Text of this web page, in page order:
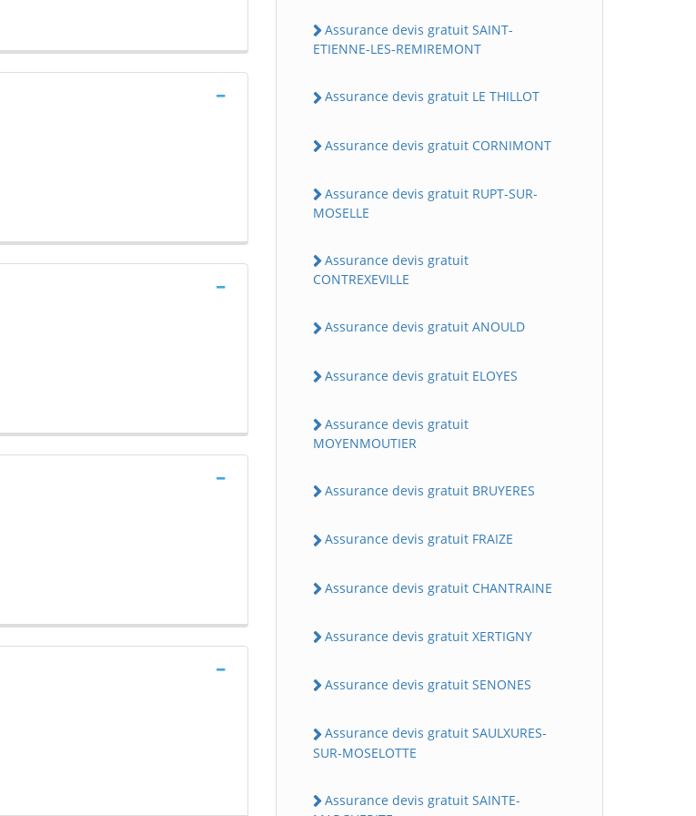
Assurance devis gratuit SAINT-
ETIENNE-LES-REMIREMONT
Assurance devis gratuit LE THILLOT
Assurance devis gratuit CORNIMONT
Assurance devis gratuit RUPT-SUR-
MOSELLE
Assurance devis gratuit
CONTREXEVILLE
Assurance devis gratuit ANOULD
Assurance devis gratuit ELOYES
Assurance devis gratuit
MOYENMOUTIER
Assurance devis gratuit BRUYERES
Assurance devis gratuit FRAIZE
Assurance devis gratuit CHANTRAINE
Assurance devis gratuit XERTIGNY
Assurance devis gratuit SENONES
Assurance devis gratuit SAULXURES-
SUR-MOSELOTTE
Assurance devis gratuit SAINTE-